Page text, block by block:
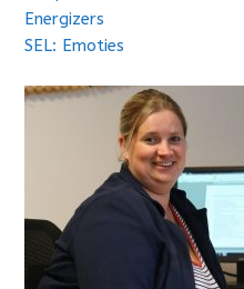
Energizers
SEL: Emoties